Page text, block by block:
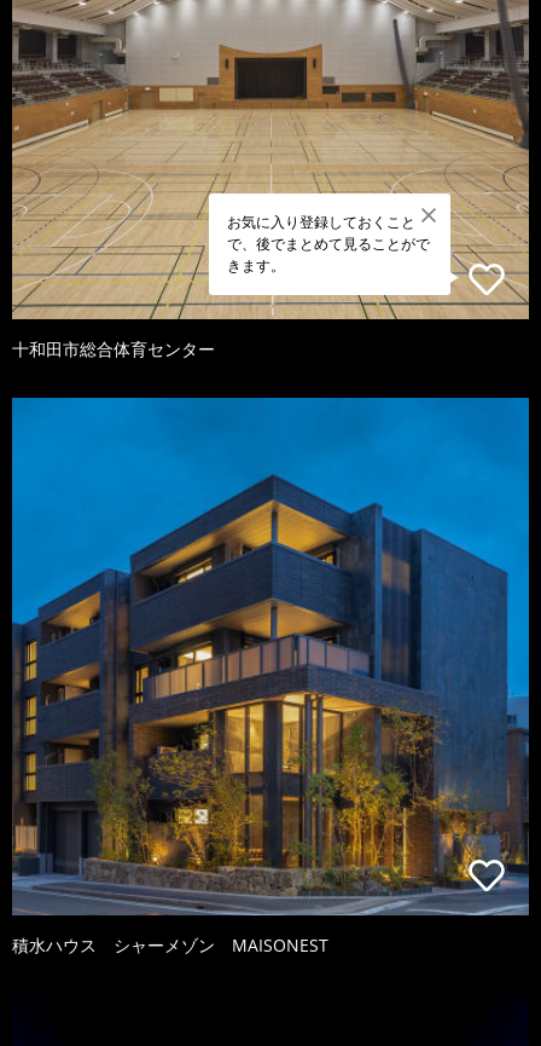
お気に入り登録しておくこと
で、後でまとめて見ることがで
きます。
十和田市総合体育センター
積水ハウス シャーメゾン MAISONEST